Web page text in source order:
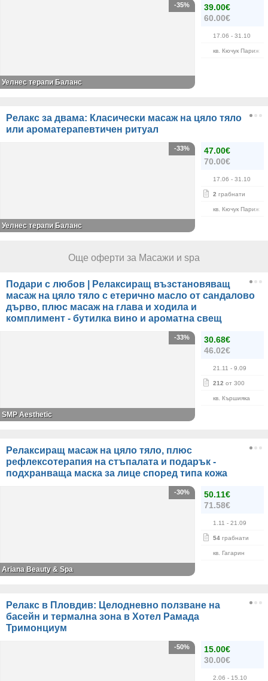
39.00€
60.00€
17.06 - 31.10
кв. Кючук Париж
-35%
Уелнес терапи Баланс
Релакс за двама: Класически масаж на цяло тяло
или ароматерапевтичен ритуал
47.00€
70.00€
17.06 - 31.10
2 грабнати
кв. Кючук Париж
-33%
Уелнес терапи Баланс
Още оферти за Масажи и spa
Подари с любов | Релаксиращ възстановяващ
масаж на цяло тяло с етерично масло от сандалово
дърво, плюс масаж на глава и ходила и
комплимент - бутилка вино и ароматна свещ
30.68€
46.02€
21.11 - 9.09
212 от 300
кв. Кършияка
-33%
SMP Aesthetic
Релаксиращ масаж на цяло тяло, плюс
рефлексотерапия на стъпалата и подарък -
подхранваща маска за лице според типа кожа
50.11€
71.58€
1.11 - 21.09
54 грабнати
кв. Гагарин
-30%
Ariana Beauty & Spa
Релакс в Пловдив: Целодневно ползване на
басейн и термална зона в Хотел Рамада
Тримонциум
15.00€
30.00€
2.06 - 15.10
-50%